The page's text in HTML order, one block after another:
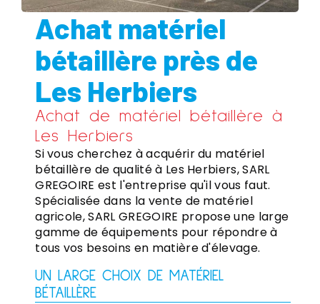
Achat matériel
bétaillère près de
Les Herbiers
Achat de matériel bétaillère à
Les Herbiers
Si vous cherchez à acquérir du matériel
bétaillère de qualité à Les Herbiers, SARL
GREGOIRE est l'entreprise qu'il vous faut.
Spécialisée dans la vente de matériel
agricole, SARL GREGOIRE propose une large
gamme de équipements pour répondre à
tous vos besoins en matière d'élevage.
UN LARGE CHOIX DE MATÉRIEL
BÉTAILLÈRE